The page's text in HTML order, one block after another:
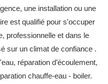
une installation ou une
est qualifié pour s'occuper
professionnelle et dans le
sur un climat de confiance .
réparation d’écoulement,
chauffe-eau - boiler.